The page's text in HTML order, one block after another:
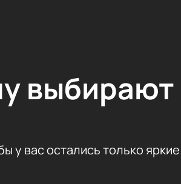
оркестра «musicAeterna»
оркестра «musicAeterna»
Для выбора мест используйте
помогает подобрать подходящее
безопасно прямо на сайте.
заказ по телефону и получить
кресел, поэтому каждый
вечеру!
выбирают
у вас остались только яркие